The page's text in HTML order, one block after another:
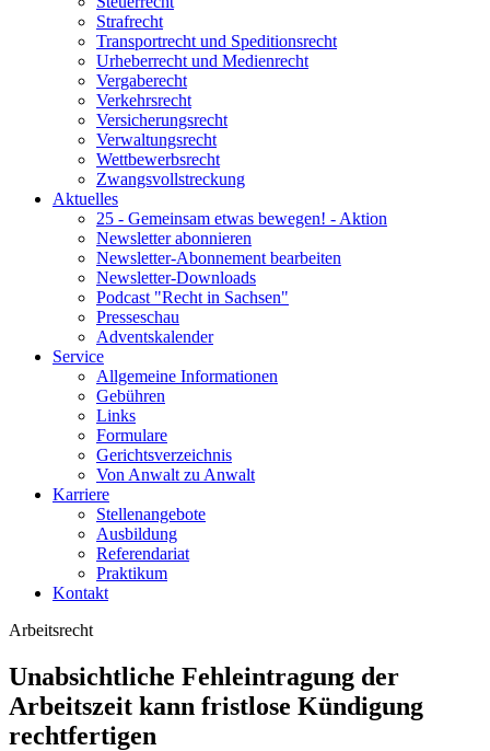
Strafrecht
Transportrecht und Speditionsrecht
Urheberrecht und Medienrecht
Vergaberecht
Verkehrsrecht
Versicherungsrecht
Verwaltungsrecht
Wettbewerbsrecht
Zwangsvollstreckung
Aktuelles
25 - Gemeinsam etwas bewegen! - Aktion
Newsletter abonnieren
Newsletter-Abonnement bearbeiten
Newsletter-Downloads
Podcast "Recht in Sachsen"
Presseschau
Adventskalender
Service
Allgemeine Informationen
Gebühren
Links
Formulare
Gerichtsverzeichnis
Von Anwalt zu Anwalt
Karriere
Stellenangebote
Ausbildung
Referendariat
Praktikum
Kontakt
Arbeitsrecht
Unabsichtliche Fehleintragung der
Arbeitszeit kann fristlose Kündigung
rechtfertigen